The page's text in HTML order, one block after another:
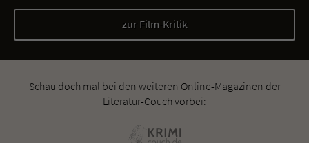
zur Film-Kritik
Schau doch mal bei den weiteren Online-Magazinen der
Literatur-Couch vorbei: